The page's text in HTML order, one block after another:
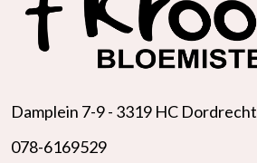
Damplein 7-9 - 3319 HC Dordrecht
078-6169529